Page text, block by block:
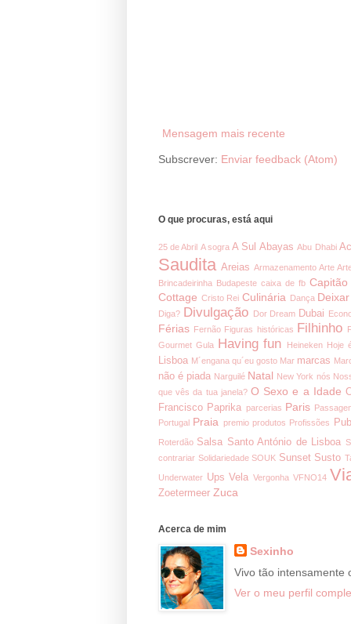
Mensagem mais recente
Subscrever: Enviar feedback (Atom)
O que procuras, está aqui
25 de Abril A sogra A Sul Abayas Abu Dhabi
Saudita Areias Armazenamento Arte
Brincadeirinha Budapeste caixa de fb Capitão
Cottage Cristo Rei Culinária Dança
Diga? Divulgação Dor Dream Dubai
Férias Fernão Figuras históricas Filhinho
Gourmet Gula Having fun Heineken Hoje
Lisboa M´engana qu´eu gosto Mar marcas
não é piada Narguilé Natal New York nós
que vês da tua janela? O Sexo e a Idade
Francisco Paprika parcerias Paris
Portugal Praia premio produtos Profissões
Roterdão Salsa Santo António de Lisboa
contrariar Solidariedade SOUK Sunset Susto
Underwater Ups Vela Vergonha VFNO14
Zoetermeer Zuca
Acerca de mim
Sexinho
Vivo tão intensamente
Ver o meu perfil